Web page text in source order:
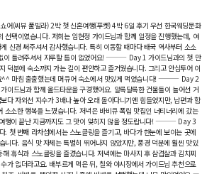
어(씨뷰 풀빌라) 2박첫 신혼여행(푸켓) 4박 6일 후기 우선 한국웨딩문화
선택이였습니다. 저희는 임현정 가이드님과 함께 일정을 진행했는데, 여
신경 써주셔서 감사했습니다. 특히 이동할 때마다 태국 역사부터 소소
없이 들려주셔서 지루할 틈이 없었어요! ⸻ Day 1 가이드님과의 첫 만
덕분에 숙소까지 가는 길이 편안하고 즐거웠습니다. 그리고 안심투어 이
^^ 마침 출출했는데 머큐어 숙소에서 맛있게 먹었습니다! ⸻ Day 2
이드님과 함께 올드타운을 구경했어요. 알록달록한 건물들이 늘어선 거
다 자외선 지수가 3배나 높아 오래 돌아다니기엔 힘들었지만, 남편과 함
소한 행복을 느꼈습니다. 저녁은 바비큐 폭립 맛집인 너티너리에 갔는
여행이 끝난 지금까지도 그 맛이 잊히지 않을 정도랍니다! ⸻ Day 3
. 첫 번째 라차섬에서는 스노클링을 즐기고, 바다가 한눈에 보이는 곳에
니다. 음식 맛 자체는 특별히 뛰어나지 않았지만, 풍경 덕분에 훨씬 맛있
해 휴식과 스노클링을 즐겼습니다. 저녁에는 마사지 후 삼겹살과 김치찌
가 없더라고요. 배부르게 먹은 뒤, 칠와 야시장에서 가이드님 추천으로